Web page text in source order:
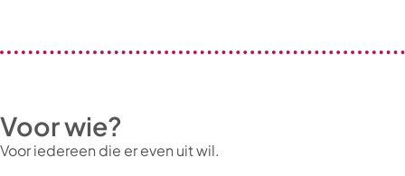
Voor wie?
Voor iedereen die er even uit wil.